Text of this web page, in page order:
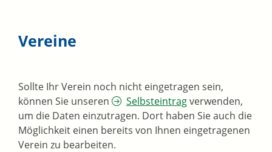
Vereine
Sollte Ihr Verein noch nicht eingetragen sein,
können Sie unseren
Selbsteintragverwenden,
um die Daten einzutragen. Dort haben Sie auch die
Möglichkeit einen bereits von Ihnen eingetragenen
Verein zu bearbeiten.